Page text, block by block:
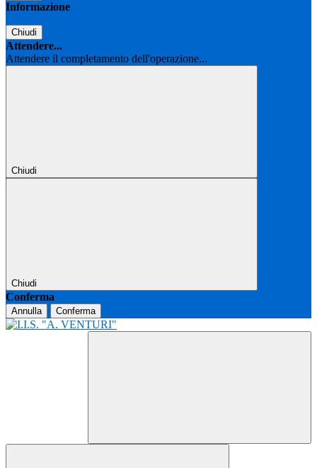
Informazione
Chiudi
Attendere...
Attendere il completamento dell'operazione...
Chiudi
Chiudi
Conferma
Annulla Conferma